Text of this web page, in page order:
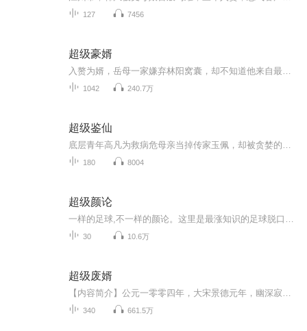
127 7456
超级豪婿
1042 240.7万
超级鉴仙
180 8004
超级颜论
30 10.6万
超级废婿
340 661.5万